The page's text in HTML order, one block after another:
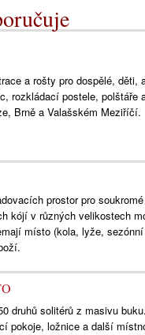
a rošty pro dospělé,
rozkládací postele,
Brně a Valašském Meziříčí.
prostor pro
kójí v různých velikostech
místo (kola, lyže,
druhů solitérů z masivu
pokoje, ložnice a další